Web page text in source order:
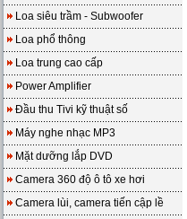
Loa siêu trầm - Subwoofer
Loa phổ thông
Loa trung cao cấp
Power Amplifier
Đầu thu Tivi kỹ thuật số
Máy nghe nhạc MP3
Mặt dưỡng lắp DVD
Camera 360 độ ô tô xe hơi
Camera lùi, camera tiến cập lề